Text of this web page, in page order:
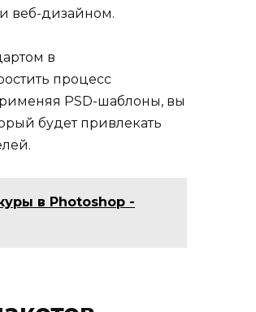
веб-дизайном.
в
процесс
PSD-шаблоны, вы
будет привлекать
в Photoshop -